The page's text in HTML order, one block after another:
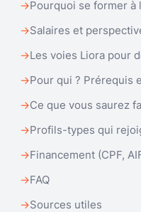
Pourquoi se former à
Salaires et
Les voies Liora pour
Pour qui ? Prérequis
Ce que vous saurez
Profils-types qui
Financement (CPF,
FAQ
Sources utiles